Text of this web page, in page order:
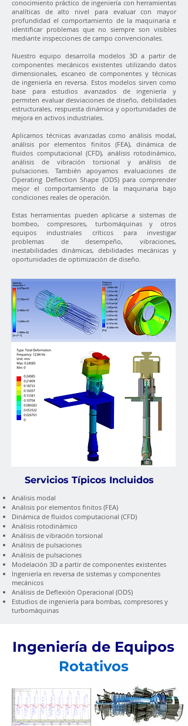
conocimiento práctico de ingeniería con herramientas
analíticas de alto nivel para evaluar con mayor
profundidad el comportamiento de la maquinaria e
identificar problemas que no siempre son visibles
mediante inspecciones de campo convencionales.
Nuestro equipo desarrolla modelos 3D a partir de
componentes mecánicos existentes utilizando datos
dimensionales, escaneo de componentes y técnicas
de ingeniería en reversa. Estos modelos sirven como
base para estudios avanzados de ingeniería y
permiten evaluar desviaciones de diseño, debilidades
estructurales, respuesta dinámica y oportunidades de
mejora en activos industriales.
Aplicamos técnicas avanzadas como análisis modal,
análisis por elementos finitos (FEA), dinámica de
fluidos computacional (CFD), análisis rotodinámico,
análisis de vibración torsional y análisis de
pulsaciones. También apoyamos evaluaciones de
Operating Deflection Shape (ODS) para comprender
mejor el comportamiento de la maquinaria bajo
condiciones reales de operación.
Estas herramientas pueden aplicarse a sistemas de
bombeo, compresores, turbomáquinas y otros
equipos industriales críticos para investigar
problemas de desempeño, vibraciones,
inestabilidades dinámicas, debilidades mecánicas y
oportunidades de optimización de diseño.
Servicios Típicos Incluidos
Análisis modal
Análisis por elementos finitos (FEA)
Dinámica de fluidos computacional (CFD)
Análisis rotodinámico
Análisis de vibración torsional
Análisis de pulsaciones
Análisis de pulsaciones
Modelación 3D a partir de componentes existentes
Ingeniería en reversa de sistemas y componentes
mecánicos
Análisis de Deflexión Operacional (ODS)
Estudios de ingeniería para bombas, compresores y
turbomáquinas
Ingeniería de Equipos
Rotativos